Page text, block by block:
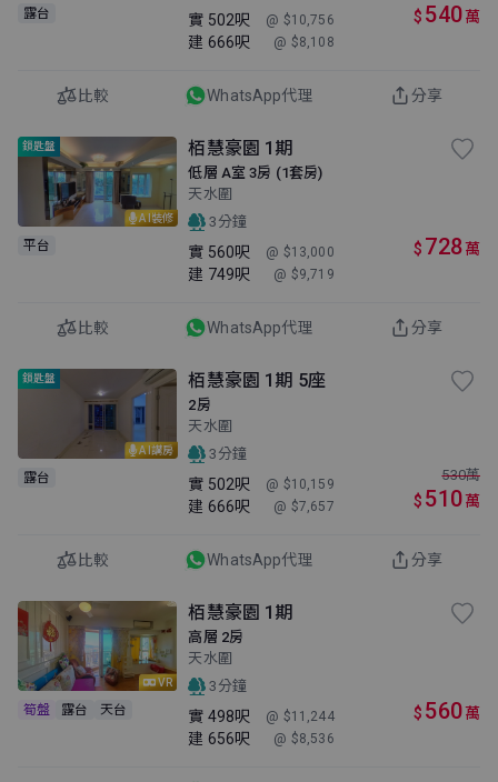
露台 實 502呎 @ $10,756
建 666呎 @ $8,108
$ 540萬
比較 WhatsApp代理 分享
AI裝修
鎖匙盤
平台
栢慧豪園 1期
低層 A室 3房 (1套房)
天水圍
3分鐘
實 560呎 @ $13,000
建 749呎 @ $9,719
$ 728萬
比較 WhatsApp代理 分享
AI講房
鎖匙盤
露台
栢慧豪園 1期 5座
2房
天水圍
3分鐘
實 502呎 @ $10,159
建 666呎 @ $7,657
530萬
$ 510萬
比較 WhatsApp代理 分享
VR
筍盤 露台 天台
栢慧豪園 1期
高層 2房
天水圍
3分鐘
實 498呎 @ $11,244
建 656呎 @ $8,536
$ 560萬